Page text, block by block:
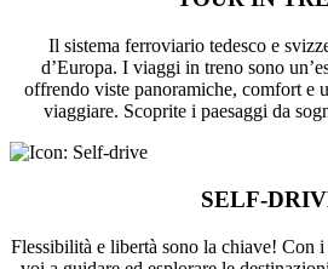
Il sistema ferroviario tedesco e
d’Europa. I viaggi in treno sono
offrendo viste panoramiche, comfort e
viaggiare. Scoprite i paesaggi da
SELF-
Flessibilità e libertà sono la chiave! Con